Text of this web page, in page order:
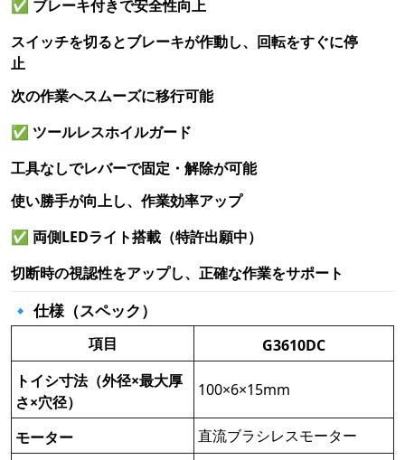
✅ ブレーキ付きで安全性向上
スイッチを切るとブレーキが作動し、回転をすぐに停
止
次の作業へスムーズに移行可能
✅ ツールレスホイルガード
工具なしでレバーで固定・解除が可能
使い勝手が向上し、作業効率アップ
✅ 両側LEDライト搭載（特許出願中）
切断時の視認性をアップし、正確な作業をサポート
🔹 仕様（スペック）
項目
G3610DC
トイシ寸法（外径×最大厚
さ×穴径）
100×6×15mm
モーター
直流ブラシレスモーター